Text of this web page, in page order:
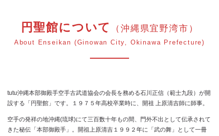
円聖館について （沖縄県宜野湾市）
About Enseikan (Ginowan City, Okinawa Prefecture)
tutu沖縄本部御殿手空手古武道協会の会長を務める石川正信（範士九段）が開
設する「円聖館」です。１９７５年高校卒業時に、開祖 上原清吉師に師事。
空手の発祥の地沖縄(琉球)にて三百数十年もの間、門外不出として伝承されて
きた秘伝「本部御殿手」。開祖上原清吉１９９２年に「武の舞」として一冊